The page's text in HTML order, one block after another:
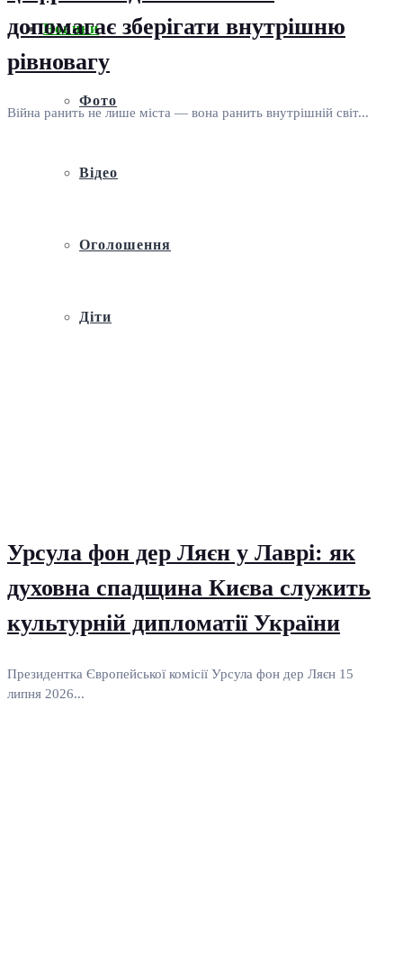
Новини
Фото
Відео
Оголошення
Діти
допомагає зберігати внутрішню
рівновагу
Війна ранить не лише міста — вона ранить внутрішній світ...
Урсула фон дер Ляєн у Лаврі: як
духовна спадщина Києва служить
культурній дипломатії України
Президентка Європейської комісії Урсула фон дер Ляєн 15
липня 2026...